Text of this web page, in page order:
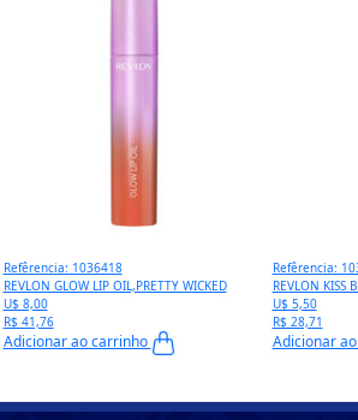
Refêrencia: 1036418
REVLON GLOW LIP OIL,PRETTY WICKED
U$ 8,00
R$ 41,76
Adicionar ao carrinho
Refêrencia:
REVLON KISS
U$ 5,50
R$ 28,71
Adicionar